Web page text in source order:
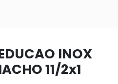
INOX
11/2x1